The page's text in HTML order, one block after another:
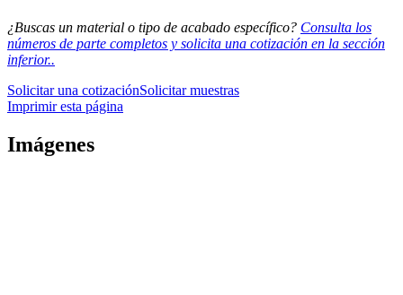
¿Buscas un material o tipo de acabado específico? Consulta los
números de parte completos y solicita una cotización en la sección
inferior..
Solicitar una cotizaciónSolicitar muestras
Imprimir esta página
Imágenes